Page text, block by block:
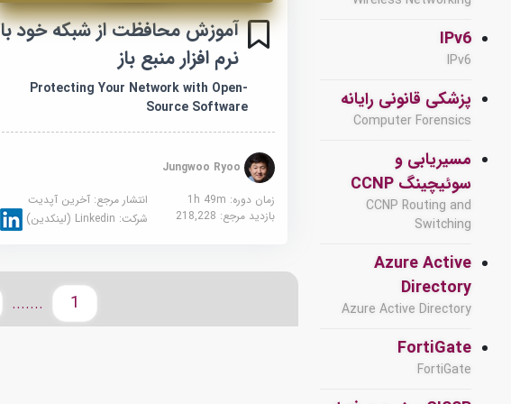
IPv6
IPv6
پزشکی قانونی رایانه
Computer Forensics
مسیریابی و
سوئیچینگ CCNP
CCNP Routing and
Switching
Azure Active
Directory
Azure Active Directory
FortiGate
FortiGate
آموزش محافظت از شبکه خود با
نرم افزار منبع باز
Protecting Your Network with Open-
Source Software
زمان دوره: 1h 49m
انتشار مرجع: آخرین آپدیت
بازدید مرجع: 218,228 شرکت: Linkedin (لینکدین)
1
.......